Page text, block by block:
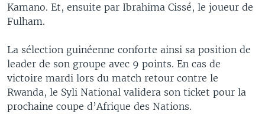
Kamano. Et, ensuite par Ibrahima Cissé, le joueur de
Fulham.
La sélection guinéenne conforte ainsi sa position de
leader de son groupe avec 9 points. En cas de
victoire mardi lors du match retour contre le
Rwanda, le Syli National validera son ticket pour la
prochaine coupe d’Afrique des Nations.